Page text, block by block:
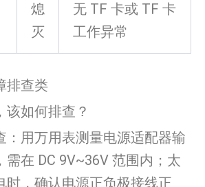
熄
灭
无 TF 卡或 TF 卡
工作异常
排查类
该如何排查？
：用万用表测量电源适配器输
需在 DC 9V~36V 范围内；太
时，确认电源正负极接线正